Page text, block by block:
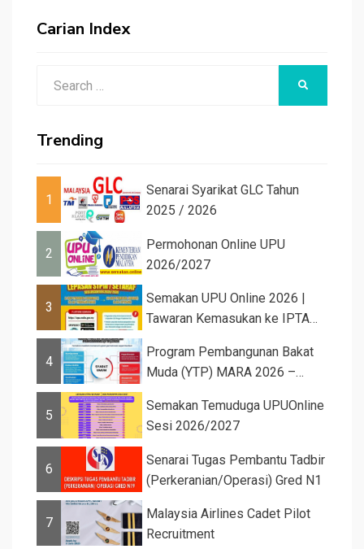
Carian Index
Trending
1
Senarai Syarikat GLC Tahun
2025 / 2026
2
Permohonan Online UPU
2026/2027
3
Semakan UPU Online 2026 |
Tawaran Kemasukan ke IPTA
4
Program Pembangunan Bakat
Muda (YTP) MARA 2026 –
5
Semakan Temuduga UPUOnline
Sesi 2026/2027
6
Senarai Tugas Pembantu Tadbir
(Perkeranian/Operasi) Gred N1
7
Malaysia Airlines Cadet Pilot
Recruitment